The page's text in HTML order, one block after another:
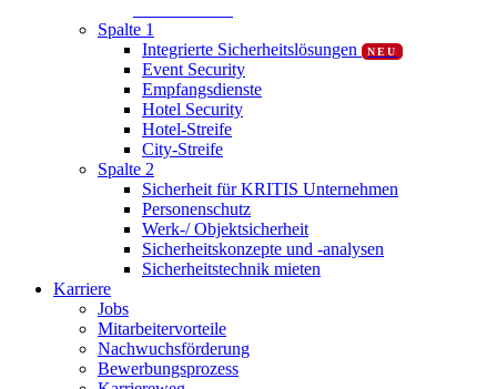
Spalte 1
Integrierte Sicherheitslösungen
NEU
Event Security
Empfangsdienste
Hotel Security
Hotel-Streife
City-Streife
Spalte 2
Sicherheit für KRITIS Unternehmen
Personenschutz
Werk-/ Objektsicherheit
Sicherheitskonzepte und -analysen
Sicherheitstechnik mieten
Karriere
Jobs
Mitarbeitervorteile
Nachwuchsförderung
Bewerbungsprozess